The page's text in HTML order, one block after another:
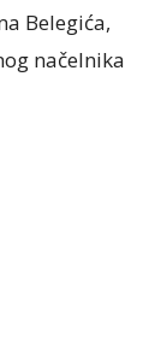
Belegića,
načelnika